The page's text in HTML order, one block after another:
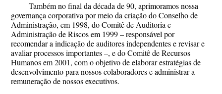
Também no final da década de 90, aprimoramos nossa
governança corporativa por meio da criação do Conselho de
Administração, em 1998, do Comitê de Auditoria e
Administração de Riscos em 1999 – responsável por
recomendar a indicação de auditores independentes e revisar e
avaliar processos importantes –, e do Comitê de Recursos
Humanos em 2001, com o objetivo de elaborar estratégias de
desenvolvimento para nossos colaboradores e administrar a
remuneração de nossos executivos.